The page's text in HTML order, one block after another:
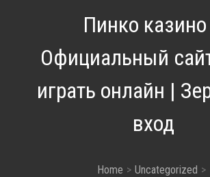
Пинко
Официальный
играть онлайн |
вход
Home
Uncategorized